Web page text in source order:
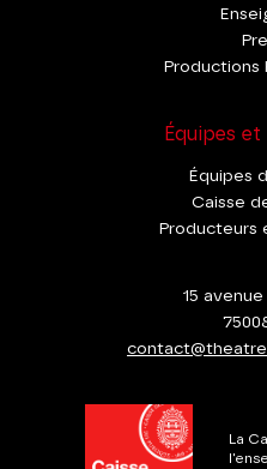
Productions
Équipes
Équipes
Caisse
Producteurs
15
La